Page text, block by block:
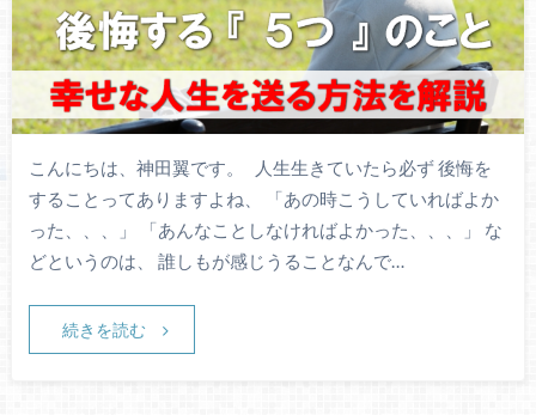
こんにちは、神田翼です。 人生生きていたら必ず 後悔を
することってありますよね、 「あの時こうしていればよか
った、、、」 「あんなことしなければよかった、、、」 な
どというのは、 誰しもが感じうることなんで…
続きを読む